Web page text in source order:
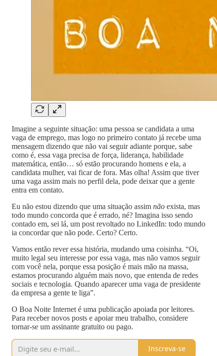
Imagine a seguinte situação: uma pessoa se candidata a uma
vaga de emprego, mas logo no primeiro contato já recebe uma
mensagem dizendo que não vai seguir adiante porque, sabe
como é, essa vaga precisa de força, liderança, habilidade
matemática, então… só estão procurando homens e ela, a
candidata mulher, vai ficar de fora. Mas olha! Assim que tiver
uma vaga assim mais no perfil dela, pode deixar que a gente
entra em contato.
Eu não estou dizendo que uma situação assim não exista, mas
todo mundo concorda que é errado, né? Imagina isso sendo
contado em, sei lá, um post revoltado no LinkedIn: todo mundo
ia concordar que não pode. Certo? Certo.
Vamos então rever essa história, mudando uma coisinha. “Oi,
muito legal seu interesse por essa vaga, mas não vamos seguir
com você nela, porque essa posição é mais mão na massa,
estamos procurando alguém mais novo, que entenda de redes
sociais e tecnologia. Quando aparecer uma vaga de presidente
da empresa a gente te liga”.
O Boa Noite Internet é uma publicação apoiada por leitores.
Para receber novos posts e apoiar meu trabalho, considere
tornar-se um assinante gratuito ou pago.
Inscreva-se